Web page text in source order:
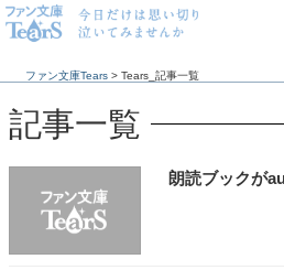
ファン文庫Tears >
記事一覧
朗読ブックが